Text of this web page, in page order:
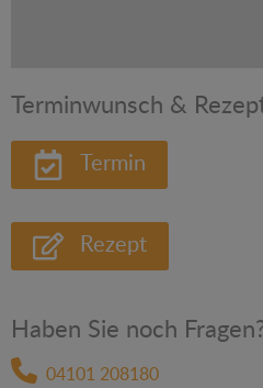
Terminwunsch &
Termin
Rezept
Haben Sie noch
04101 208180